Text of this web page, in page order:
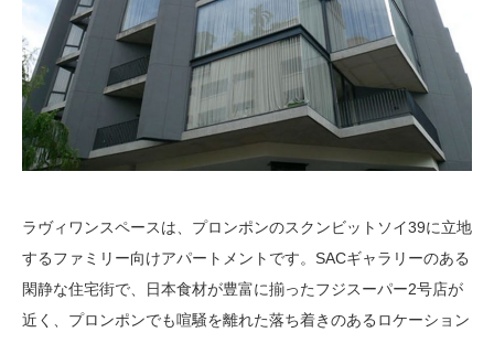
ラヴィワンスペースは、プロンポンのスクンビットソイ39に立地
するファミリー向けアパートメントです。SACギャラリーのある
閑静な住宅街で、日本食材が豊富に揃ったフジスーパー2号店が
近く、プロンポンでも喧騒を離れた落ち着きのあるロケーション